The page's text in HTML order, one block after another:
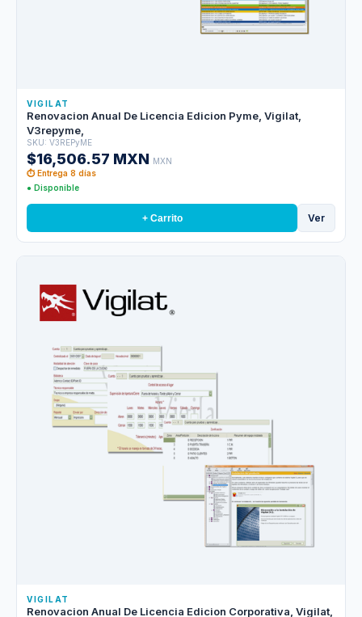
VIGILAT
Renovacion Anual De Licencia Edicion Pyme, Vigilat,
V3repyme,
SKU: V3REPyME
$16,506.57 MXN MXN
⏱ Entrega 8 días
● Disponible
+ Carrito Ver
VIGILAT
Renovacion Anual De Licencia Edicion Corporativa, Vigilat,